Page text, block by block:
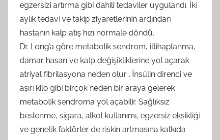
egzersizi artırma gibi dahili tedaviler uygulandı. İki
aylık tedavi ve takip ziyaretlerinin ardından
hastanın kalp atış hızı normale döndü.
Dr. Long’a göre metabolik sendrom, iltihaplanma,
damar hasarı ve kalp değişikliklerine yol açarak
atriyal fibrilasyona neden olur . İnsülin direnci ve
aşırı kilo gibi birçok neden bir araya gelerek
metabolik sendroma yol açabilir. Sağlıksız
beslenme, sigara, alkol kullanımı, egzersiz eksikliği
ve genetik faktörler de riskin artmasına katkıda